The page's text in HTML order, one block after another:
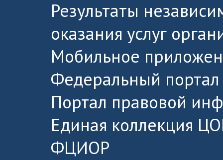
Результаты
оказания услуг
Мобильное
Федеральный портал
Портал правовой
Единая коллекция
ФЦИОР